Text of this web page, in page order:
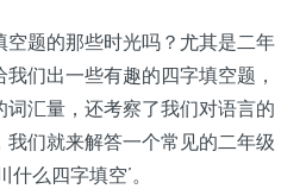
题的那些时光吗？尤其是二年
们出一些有趣的四字填空题，
汇量，还考察了我们对语言的
们就来解答一个常见的二年级
么四字填空’。